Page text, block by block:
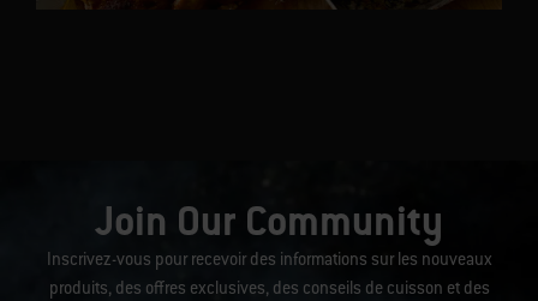
Join Our Community
Inscrivez-vous pour recevoir des informations sur les nouveaux
produits, des offres exclusives, des conseils de cuisson et des